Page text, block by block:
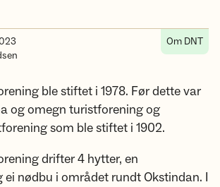
Om DNT
ble stiftet i 1978. Før dette var
og omegn turistforening og
som ble stiftet i 1902.
drifter 4 hytter, en
nødbu i området rundt Okstindan. I